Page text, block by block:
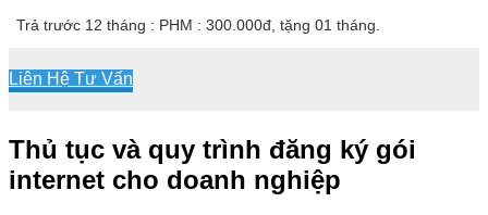
Trả trước 12 tháng : PHM : 300.000đ, tặng 01 tháng.
Liên Hệ Tư Vấn
Thủ tục và quy trình đăng ký gói
internet cho doanh nghiệp